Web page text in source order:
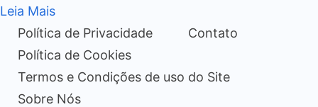
Leia Mais
Política de Privacidade
Contato
Política de Cookies
Termos e Condições de uso do Site
Sobre Nós